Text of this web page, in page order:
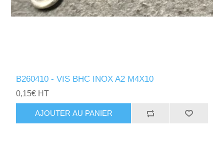
B260410 - VIS BHC INOX A2 M4X10
0,15€ HT
AJOUTER AU PANIER